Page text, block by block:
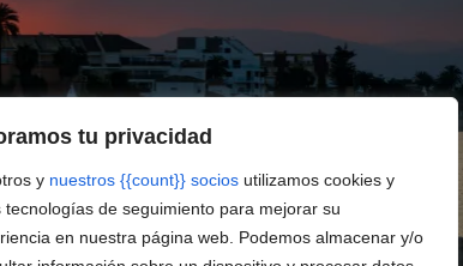
tu privacidad
y nuestros {{count}} socios utilizamos cookies y
tecnologías de seguimiento para mejorar su
en nuestra página web. Podemos almacenar y/o